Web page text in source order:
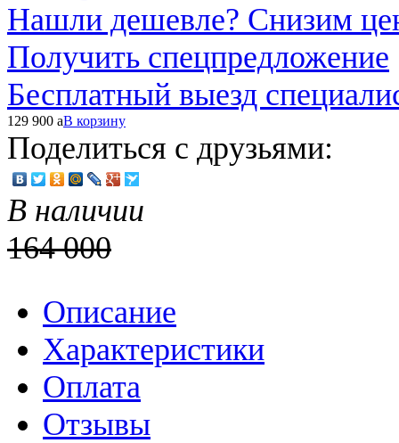
Нашли дешевле? Снизим
Получить спецпредложение
Бесплатный выезд
129 900 aВ корзину
Поделиться с друзьями:
В наличии
164 000
Описание
Характеристики
Оплата
Отзывы